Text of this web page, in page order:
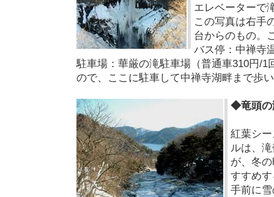
エレベーターで
この写真は右手
台からのもの。
バス停：中禅寺
駐車場：華厳の滝駐車場（普通車310円/1
ので、ここに駐車して中禅寺湖畔まで歩
◆竜頭
紅葉シ
ルは、
が、冬
すすめ
手前に